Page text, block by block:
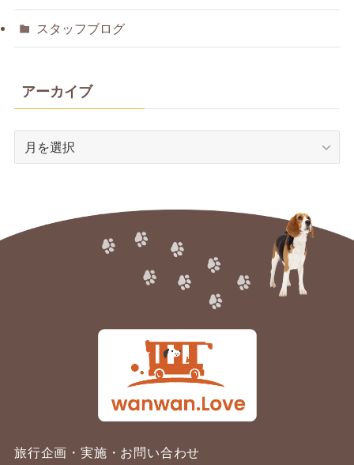
スタッフブログ
アーカイブ
旅行企画・実施・お問い合わせ